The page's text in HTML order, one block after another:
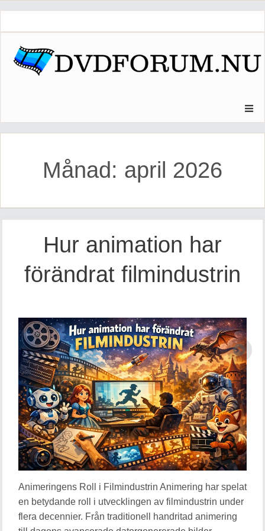
Skip
Månad: april 2026
Hur animation har
förändrat filmindustrin
Animeringens Roll i Filmindustrin Animering har spelat
en betydande roll i utvecklingen av filmindustrin under
flera decennier. Från traditionell handritad animering